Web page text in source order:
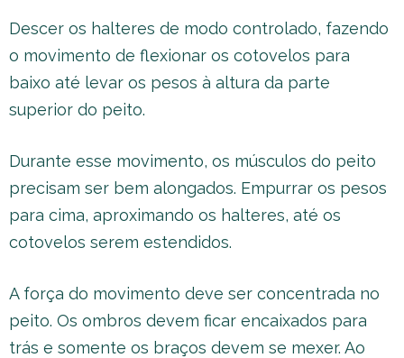
Descer os halteres de modo controlado, fazendo
o movimento de flexionar os cotovelos para
baixo até levar os pesos à altura da parte
superior do peito.
Durante esse movimento, os músculos do peito
precisam ser bem alongados. Empurrar os pesos
para cima, aproximando os halteres, até os
cotovelos serem estendidos.
A força do movimento deve ser concentrada no
peito. Os ombros devem ficar encaixados para
trás e somente os braços devem se mexer. Ao